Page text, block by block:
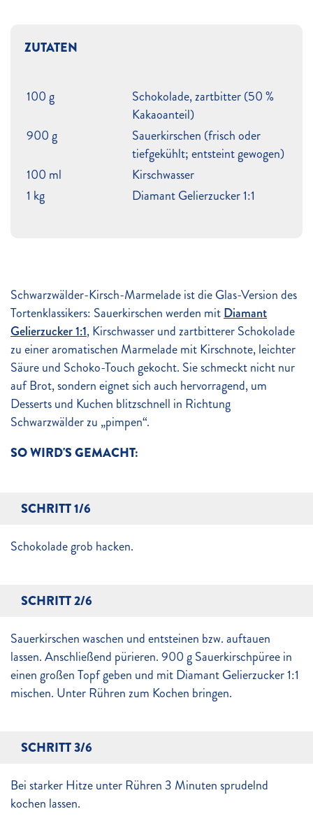
Schwarzwälder-Kirsch-Marmelade ist die Glas-Version des
Tortenklassikers: Sauerkirschen werden mitDiamant
Gelierzucker 1:1, Kirschwasser und zartbitterer Schokolade
zu einer aromatischen Marmelade mit Kirschnote, leichter
Säure und Schoko-Touch gekocht. Sie schmeckt nicht nur
auf Brot, sondern eignet sich auch hervorragend, um
Desserts und Kuchen blitzschnell in Richtung
Schwarzwälder zu „pimpen“.
SO WIRD'S GEMACHT:
SCHRITT 1/6
Schokolade grob hacken.
SCHRITT 2/6
Sauerkirschen waschen und entsteinen bzw. auftauen
lassen. Anschließend pürieren. 900 g Sauerkirschpüree in
einen großen Topf geben und mit Diamant Gelierzucker 1:1
mischen. Unter Rühren zum Kochen bringen.
SCHRITT 3/6
Bei starker Hitze unter Rühren 3 Minuten sprudelnd
kochen lassen.
ZUTATEN
100 g
Schokolade, zartbitter (50 %
Kakaoanteil)
900 g
Sauerkirschen (frisch oder
tiefgekühlt; entsteint gewogen)
100 ml
Kirschwasser
1 kg
Diamant Gelierzucker 1:1